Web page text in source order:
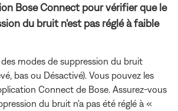
Bose Connect pour vérifier que le
du bruit n'est pas réglé à faible
modes de suppression du bruit
bas ou Désactivé). Vous pouvez les
Connect de Bose. Assurez-vous
du bruit n'a pas été réglé à «